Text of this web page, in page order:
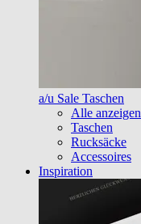
a/u Sale Taschen
Alle anzeigen
Taschen
Rucksäcke
Accessoires
Inspiration